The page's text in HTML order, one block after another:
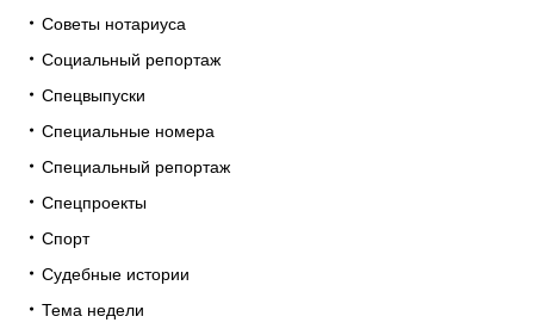
Советы нотариуса
Социальный репортаж
Спецвыпуски
Специальные номера
Специальный репортаж
Спецпроекты
Спорт
Судебные истории
Тема недели